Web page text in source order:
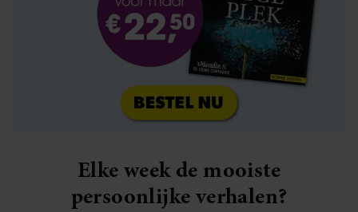
Elke week de mooiste
persoonlijke verhalen?